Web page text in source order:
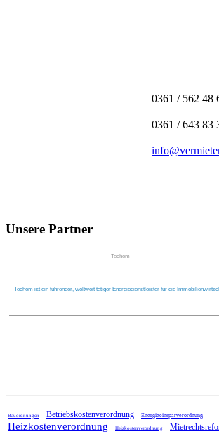
0361 / 562 48
0361 / 643 83
Unsere Partner
Techem
Techem ist ein führender, weltweit tätiger Energiedienstleister für die
Bauordnungen Betriebskostenverordnung Energieeinsparverordnung
Heizkostenverordnung Heizkostenverordnung